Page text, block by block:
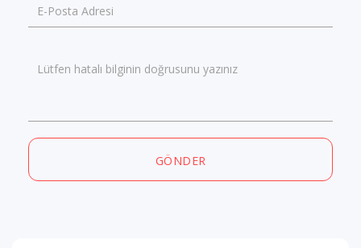
E-Posta Adresi
Lütfen hatalı bilginin doğrusunu yazınız
GÖNDER